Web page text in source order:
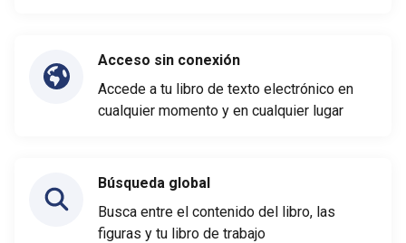
Acceso sin conexión
Accede a tu libro de texto electrónico en
cualquier momento y en cualquier lugar
Búsqueda global
Busca entre el contenido del libro, las
figuras y tu libro de trabajo